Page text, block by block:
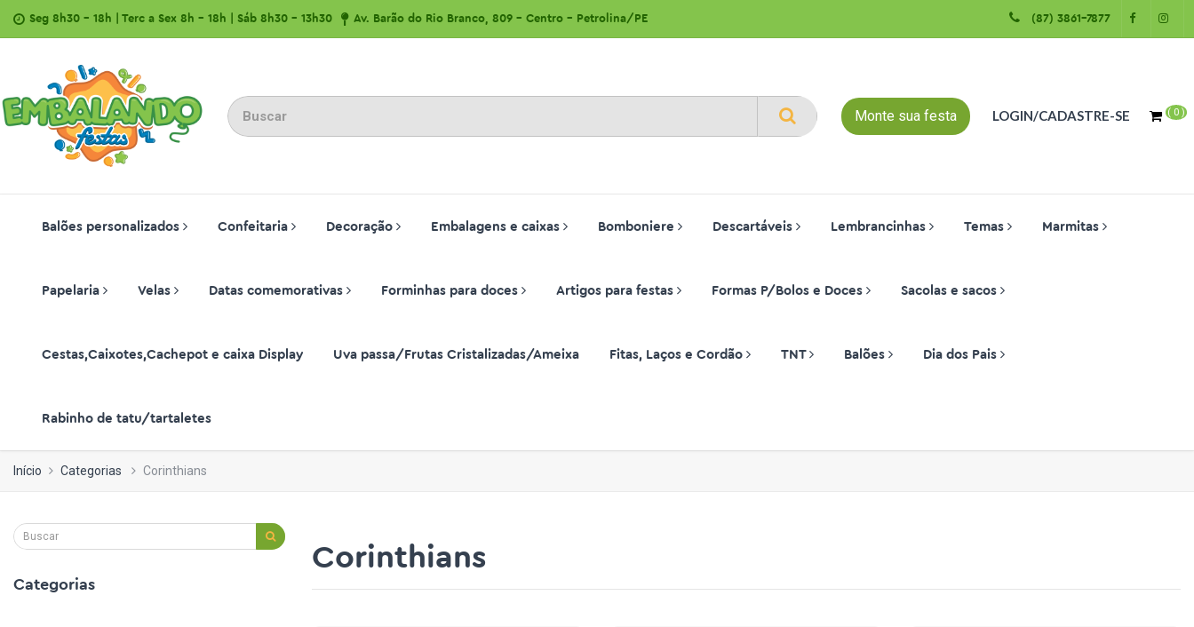
Seg 8h30 - 18h | Terc a Sex 8h - 18h | Sáb 8h30 - 13h30 Av. Barão do Rio Branco, 809 - Centro - Petrolina/PE (87) 3861-7877
Monte sua festa LOGIN/CADASTRE-SE ( 0 )
Balões personalizados Confeitaria Decoração Embalagens e caixas Bomboniere Descartáveis Lembrancinhas Temas Marmitas
Papelaria Velas Datas comemorativas Forminhas para doces Artigos para festas Formas P/Bolos e Doces Sacolas e sacos
Cestas,Caixotes,Cachepot e caixa Display Uva passa/Frutas Cristalizadas/Ameixa Fitas, Laços e Cordão TNT Balões Dia dos Pais
Rabinho de tatu/tartaletes
Início Categorias Corinthians
Categorias
Corinthians